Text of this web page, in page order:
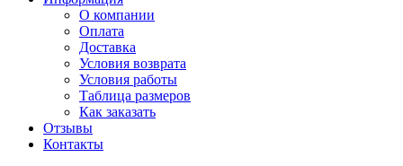
О компании
Оплата
Доставка
Условия возврата
Условия работы
Таблица размеров
Как заказать
Отзывы
Контакты